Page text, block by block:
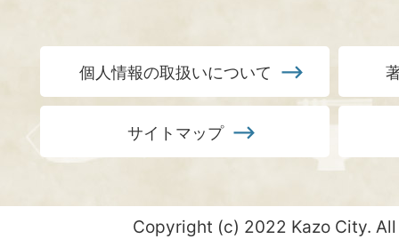
個人情報の取扱いについて
サイトマップ
Copyright (c) 2022 Kazo City.